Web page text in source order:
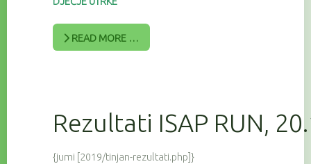
READ MORE …
Rezultati ISAP RUN,
{jumi [2019/tinjan-rezultati.php]}